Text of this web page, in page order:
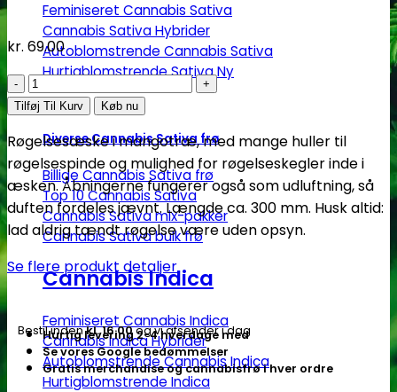
Feminiseret Cannabis Sativa
Cannabis Sativa Hybrider
Autoblomstrende Cannabis Sativa
Hurtigblomstrende Sativa
Diverse Cannabis Sativa frø
Billige Cannabis Sativa frø
Top 10 Cannabis Sativa
Cannabis Sativa mix-pakker
Cannabis Sativa bulk frø
Cannabis Indica
Feminiseret Cannabis Indica
Cannabis Indica Hybrider
Autoblomstrende Cannabis Indica
Hurtigblomstrende Indica
kr. 69.00
Røgelsesholder
i
-
Subseed.dk
antal
Tilføj Til Kurv Køb nu
Røgelsesæske i mangotræ, med mange huller til
røgelsespinde og mulighed for røgelseskegler inde i
æsken. Åbningerne fungerer også som udluftning, så
duften fordeles jævnt. Længde ca. 300 mm. Husk altid:
lad aldrig tændt røgelse være uden opsyn.
Se flere produkt detaljer
Bestil indenkl. 16.00og vi afsender i dag
Hurtig levering 2-4 hverdage med
Se vores Google bedømmelser
Gratis merchandise og cannabisfrø i hver ordre